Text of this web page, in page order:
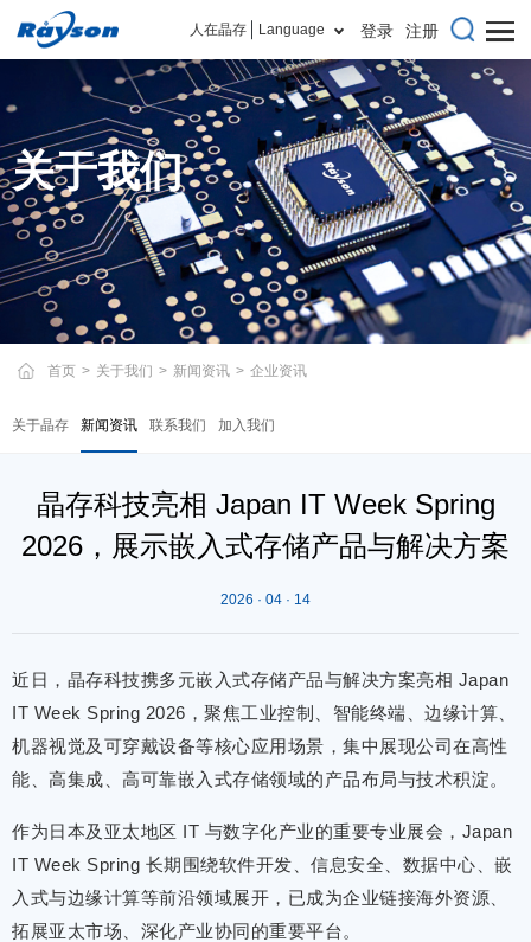
人在晶存 Language 登录 注册
关于我们
关于晶存 新闻资讯 联系我们 加入我们
首页 > 关于我们 > 新闻资讯 > 企业资讯
晶存科技亮相 Japan IT Week Spring
2026，展示嵌入式存储产品与解决方案
2026 · 04 · 14
近日，晶存科技携多元嵌入式存储产品与解决方案亮相 Japan
IT Week Spring 2026，聚焦工业控制、智能终端、边缘计算、
机器视觉及可穿戴设备等核心应用场景，集中展现公司在高性
能、高集成、高可靠嵌入式存储领域的产品布局与技术积淀。
作为日本及亚太地区 IT 与数字化产业的重要专业展会，Japan
IT Week Spring 长期围绕软件开发、信息安全、数据中心、嵌
入式与边缘计算等前沿领域展开，已成为企业链接海外资源、
拓展亚太市场、深化产业协同的重要平台。